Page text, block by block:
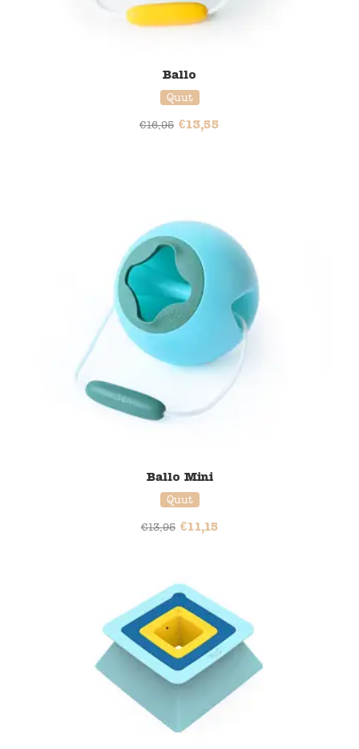
Ballo
Quut
€16,95 €13,55
Ballo Mini
Quut
€13,95 €11,15